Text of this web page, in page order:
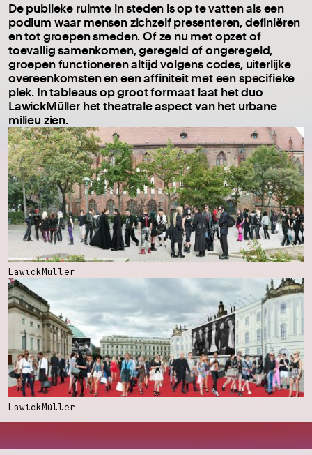
De publieke ruimte in steden is op te vatten als een
podium waar mensen zichzelf presenteren, definiëren
en tot groepen smeden. Of ze nu met opzet of
toevallig samenkomen, geregeld of ongeregeld,
groepen functioneren altijd volgens codes, uiterlijke
overeenkomsten en een affiniteit met een specifieke
plek. In tableaus op groot formaat laat het duo
LawickMüller het theatrale aspect van het urbane
milieu zien.
LawickMüller
LawickMüller